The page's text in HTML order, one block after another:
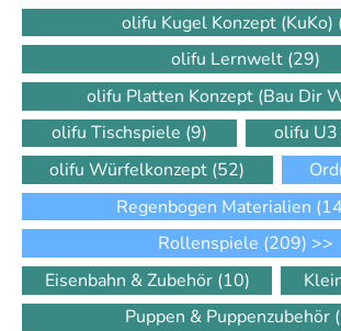
olifu Kugel Konzept (KuKo)
olifu Lernwelt (29)
olifu Platten Konzept (Bau Dir
olifu Tischspiele (9) olifu U3
olifu Würfelkonzept (52)
Regenbogen Materialien
Rollenspiele (209) >>
Eisenbahn & Zubehör (10)
Puppen & Puppenzubehör